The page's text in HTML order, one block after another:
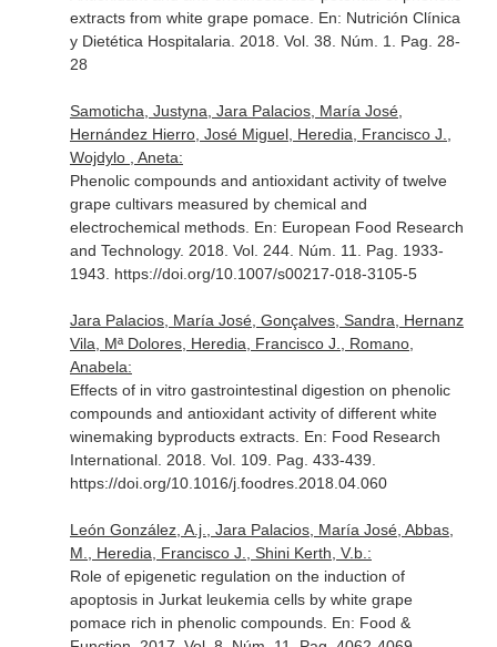
extracts from white grape pomace. En: Nutrición Clínica
y Dietética Hospitalaria . 2018. Vol. 38. Núm. 1. Pag. 28-
28
Samoticha, Justyna, Jara Palacios, María José,
Hernández Hierro, José Miguel, Heredia, Francisco J.,
Wojdylo , Aneta:
Phenolic compounds and antioxidant activity of twelve
grape cultivars measured by chemical and
electrochemical methods. En: European Food Research
and Technology. 2018. Vol. 244. Núm. 11. Pag. 1933-
1943. https://doi.org/10.1007/s00217-018-3105-5
Jara Palacios, María José, Gonçalves, Sandra, Hernanz
Vila, Mª Dolores, Heredia, Francisco J., Romano,
Anabela:
Effects of in vitro gastrointestinal digestion on phenolic
compounds and antioxidant activity of different white
winemaking byproducts extracts. En: Food Research
International. 2018. Vol. 109. Pag. 433-439.
https://doi.org/10.1016/j.foodres.2018.04.060
León González, A.j., Jara Palacios, María José, Abbas,
M., Heredia, Francisco J., Shini Kerth, V.b.:
Role of epigenetic regulation on the induction of
apoptosis in Jurkat leukemia cells by white grape
pomace rich in phenolic compounds. En: Food &